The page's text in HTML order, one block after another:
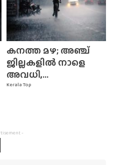
Kerala Top
കനത്ത മഴ; അഞ്ച്
ജില്ലകളിൽ നാളെ
അവധി,...
-